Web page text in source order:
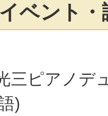
ベント・
三ピアノデ
)